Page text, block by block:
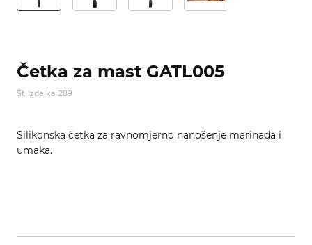
Četka za mast GATL005
Št. izdelka: 289
Silikonska četka za ravnomjerno nanošenje marinada i
umaka.